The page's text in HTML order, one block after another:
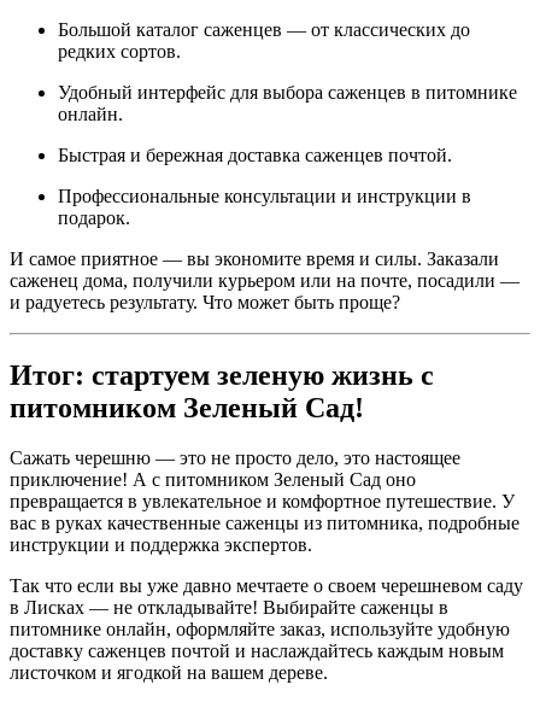
Большой каталог саженцев — от классических до
редких сортов.
Удобный интерфейс для выбора саженцев в питомнике
онлайн.
Быстрая и бережная доставка саженцев почтой.
Профессиональные консультации и инструкции в
подарок.
И самое приятное — вы экономите время и силы. Заказали
саженец дома, получили курьером или на почте, посадили —
и радуетесь результату. Что может быть проще?
Итог: стартуем зеленую жизнь с
питомником Зеленый Сад!
Сажать черешню — это не просто дело, это настоящее
приключение! А с питомником Зеленый Сад оно
превращается в увлекательное и комфортное путешествие. У
вас в руках качественные саженцы из питомника, подробные
инструкции и поддержка экспертов.
Так что если вы уже давно мечтаете о своем черешневом саду
в Лисках — не откладывайте! Выбирайте саженцы в
питомнике онлайн, оформляйте заказ, используйте удобную
доставку саженцев почтой и наслаждайтесь каждым новым
листочком и ягодкой на вашем дереве.